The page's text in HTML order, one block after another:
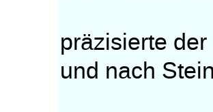
präzisierte
und nach